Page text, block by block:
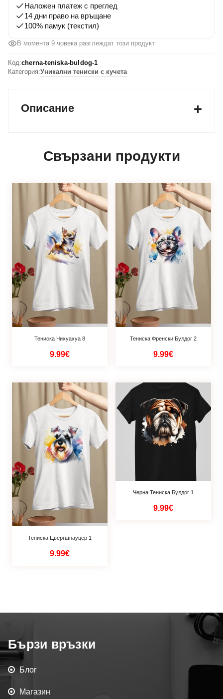
Наложен платеж с преглед
14 дни право на връщане
100% памук (текстил)
В момента 9 човека разглеждат този продукт
Код:cherna-teniska-buldog-1
Категория:Уникални тениски с кучета
Описание
Свързани продукти
Тениска Чихуахуа 8
9.99€
Тениска Френски Булдог 2
9.99€
Тениска Цвергшнауцер 1
9.99€
Черна Тениска Булдог 1
9.99€
Бързи връзки
Блог
Магазин